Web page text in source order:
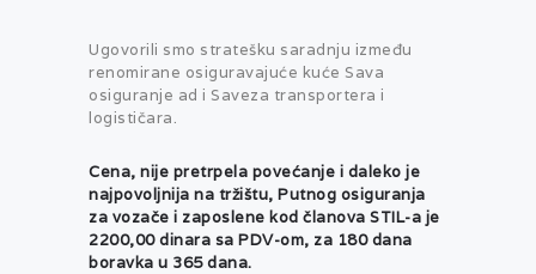
Ugovorili smo stratešku saradnju između
renomirane osiguravajuće kuće Sava
osiguranje ad i Saveza transportera i
logističara.
Cena, nije pretrpela povećanje i daleko je
najpovoljnija na tržištu, Putnog osiguranja
za vozače i zaposlene kod članova STIL-a je
2200,00 dinara sa PDV-om, za 180 dana
boravka u 365 dana.